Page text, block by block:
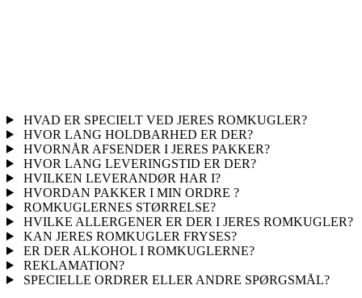
HVAD ER SPECIELT VED JERES ROMKUGLER?
HVOR LANG HOLDBARHED ER DER?
HVORNÅR AFSENDER I JERES PAKKER?
HVOR LANG LEVERINGSTID ER DER?
HVILKEN LEVERANDØR HAR I?
HVORDAN PAKKER I MIN ORDRE ?
ROMKUGLERNES STØRRELSE?
HVILKE ALLERGENER ER DER I JERES ROMKUGLER?
KAN JERES ROMKUGLER FRYSES?
ER DER ALKOHOL I ROMKUGLERNE?
REKLAMATION?
SPECIELLE ORDRER ELLER ANDRE SPØRGSMÅL?